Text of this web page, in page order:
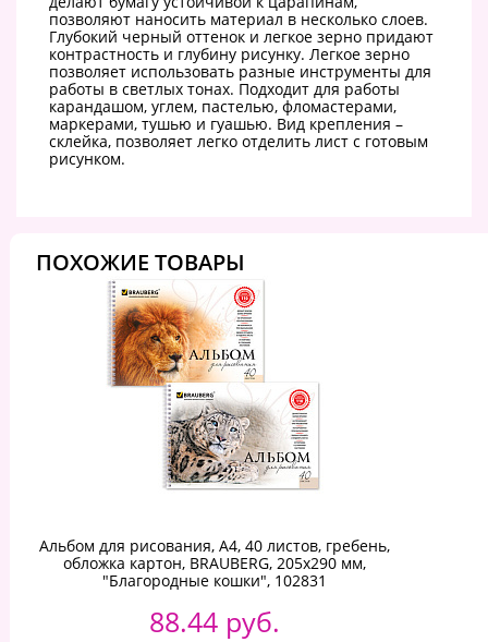
позволяют наносить материал в несколько слоев.
Глубокий черный оттенок и легкое зерно придают
контрастность и глубину рисунку. Легкое зерно
позволяет использовать разные инструменты для
работы в светлых тонах. Подходит для работы
карандашом, углем, пастелью, фломастерами,
маркерами, тушью и гуашью. Вид крепления –
склейка, позволяет легко отделить лист с готовым
рисунком.
ПОХОЖИЕ ТОВАРЫ
Альбом для рисования, А4, 40 листов, гребень,
обложка картон, BRAUBERG, 205х290 мм,
"Благородные кошки", 102831
88.44 руб.